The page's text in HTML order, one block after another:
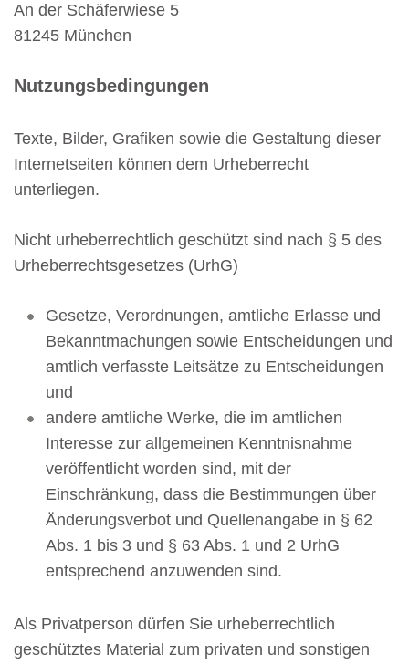
An der Schäferwiese 5
81245 München
Nutzungsbedingungen
Texte, Bilder, Grafiken sowie die Gestaltung dieser
Internetseiten können dem Urheberrecht
unterliegen.
Nicht urheberrechtlich geschützt sind nach § 5 des
Urheberrechtsgesetzes (UrhG)
Gesetze, Verordnungen, amtliche Erlasse und
Bekanntmachungen sowie Entscheidungen und
amtlich verfasste Leitsätze zu Entscheidungen
und
andere amtliche Werke, die im amtlichen
Interesse zur allgemeinen Kenntnisnahme
veröffentlicht worden sind, mit der
Einschränkung, dass die Bestimmungen über
Änderungsverbot und Quellenangabe in § 62
Abs. 1 bis 3 und § 63 Abs. 1 und 2 UrhG
entsprechend anzuwenden sind.
Als Privatperson dürfen Sie urheberrechtlich
geschütztes Material zum privaten und sonstigen